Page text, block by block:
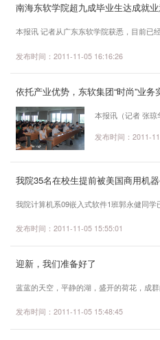
杨利以及来自政府
探讨和展望中国软
南海东软学院超九成毕业生达成就业
本报讯 记者从广东东软学院获悉，目前已
子商务、市场营销等服务性专业需求较大
成功与否的生命线。为做好毕业生就业推
记、学工办主任、相关职能部门领...
发布时间：2011-11-05 16:16:26
依托产业优势，东软集团“时尚”业
本报讯（记者 张
字技术有限公司举
雨、计算机系主任
副主任李强以及计
作为计算机系小学
发布时间：2011-
我院35名在校生提前被美国商用机
我院计算机系09嵌入式软件1班郭永健同
解决方案公司，也是计算机专业的学生最
对员工职业生涯发展的长远规划，是我选...
发布时间：2011-11-05 15:55:01
迎新，我们准备好了
蓝蓝的天空，平静的湖，盛开的荷花，成
发布时间：2011-11-05 15:48:45